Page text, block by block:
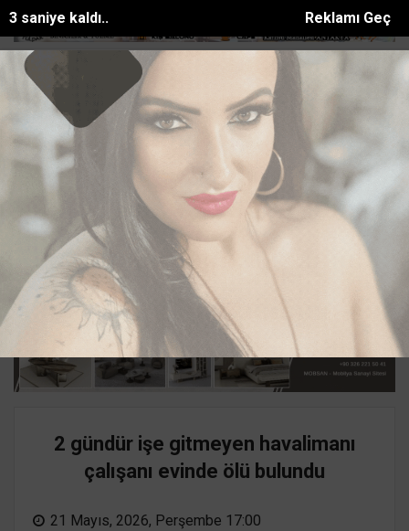
Reklamı Geç
2 saniye kaldı..
SON DAKİKA:
Belediyesinden yaylalara kütüphane d... Mersinde patlayan
Ana Sayfa ASAYİŞ
2 gündür işe gitmeyen havalimanı
çalışanı evinde ölü bulundu
21 Mayıs, 2026, Perşembe 17:00